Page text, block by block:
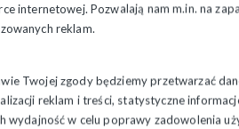
internetowej. Pozwalają nam m.in. na
reklam.
Twojej zgody będziemy przetwarzać
reklam i treści, statystyczne
wydajność w celu poprawy zadowolenia
bł. ks.